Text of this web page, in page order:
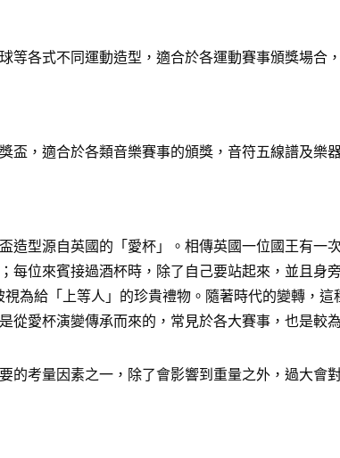
等各式不同運動造型，適合於各運動賽事頒獎場
盃，適合於各類音樂賽事的頒獎，音符五線譜及
造型源自英國的「愛杯」。相傳英國一位國王有
每位來賓接過酒杯時，除了自己要站起來，並且
為給「上等人」的珍貴禮物。隨著時代的變轉，
從愛杯演變傳承而來的，常見於各大賽事，也是較
的考量因素之一，除了會影響到重量之外，過大